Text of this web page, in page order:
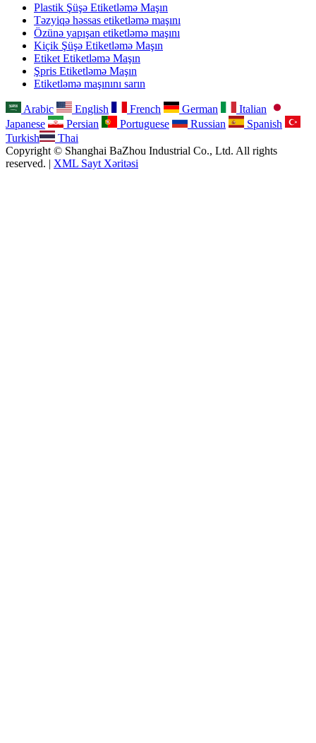
Plastik Şüşə Etiketləmə Maşın
Təzyiqə həssas etiketləmə maşını
Özünə yapışan etiketləmə maşını
Kiçik Şüşə Etiketləmə Maşın
Etiket Etiketləmə Maşın
Şpris Etiketləmə Maşın
Etiketləmə maşınını sarın
Arabic English French German
Italian
Japanese
Persian Portuguese Russian
Spanish
Turkish
Thai
Copyright © Shanghai BaZhou Industrial Co., Ltd. All rights
reserved. | XML Sayt Xəritəsi